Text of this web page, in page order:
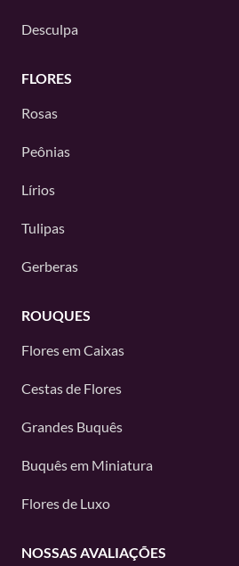
Desculpa
FLORES
Rosas
Peônias
Lírios
Tulipas
Gerberas
ROUQUES
Flores em Caixas
Cestas de Flores
Grandes Buquês
Buquês em Miniatura
Flores de Luxo
NOSSAS AVALIAÇÕES